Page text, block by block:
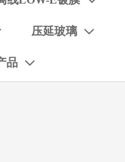
压延玻璃 
品 